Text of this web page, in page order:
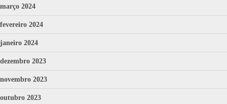
março 2024
fevereiro 2024
janeiro 2024
dezembro 2023
novembro 2023
outubro 2023